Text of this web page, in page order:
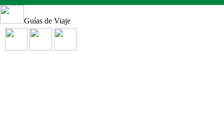
Guías de Viaje